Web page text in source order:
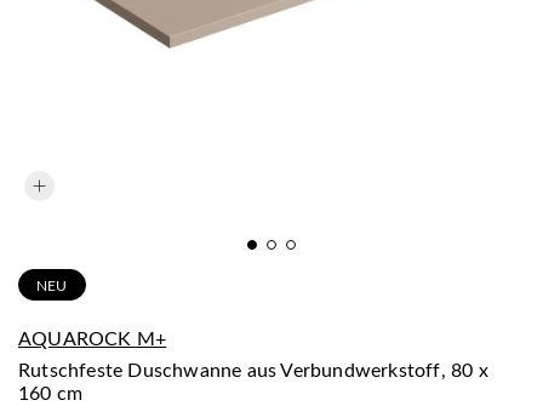
NEU
AQUAROCK M+
Rutschfeste Duschwanne aus Verbundwerkstoff, 80 x
160 cm